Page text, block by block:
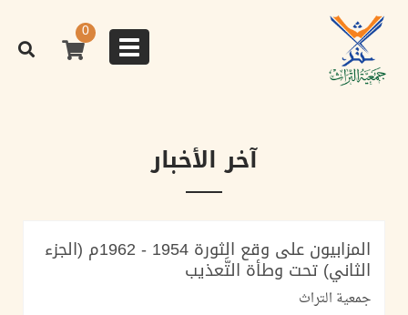
المحتوى
الرئيسي
Toggle
navigation
0
آخر الأخبار
المزابيون على وقع الثورة 1954 - 1962م (الجزء
الثاني) تحت وطأة التَّعذيب
جمعية التراث